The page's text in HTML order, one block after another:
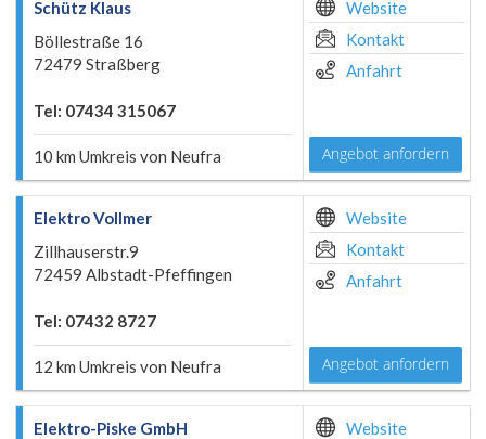
Schütz Klaus
Böllestraße 16
72479 Straßberg
Tel: 07434 315067
10 km Umkreis von Neufra
Website
Kontakt
Anfahrt
Angebot anfordern
Elektro Vollmer
Zillhauserstr.9
72459 Albstadt-Pfeffingen
Tel: 07432 8727
12 km Umkreis von Neufra
Website
Kontakt
Anfahrt
Angebot anfordern
Elektro-Piske GmbH
Website